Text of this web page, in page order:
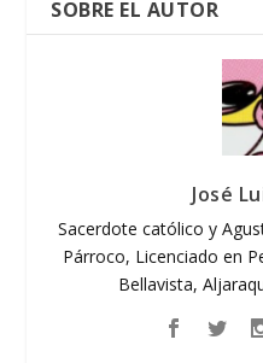
SOBRE EL AUTOR
José
Sacerdote católico y
Párroco, Licenciado en
Bellavista,